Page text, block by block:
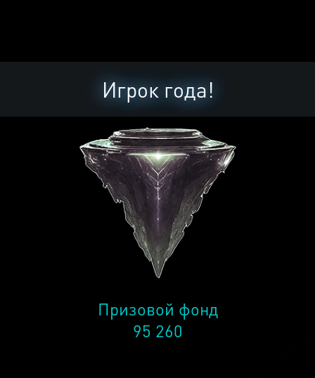
Игрок года!
Призовой фонд
95 260